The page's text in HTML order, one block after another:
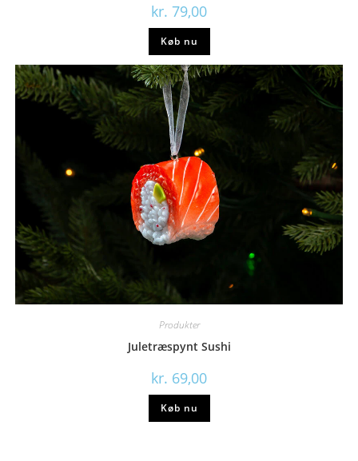
kr. 79,00
Køb nu
Produkter
Juletræspynt Sushi
kr. 69,00
Køb nu